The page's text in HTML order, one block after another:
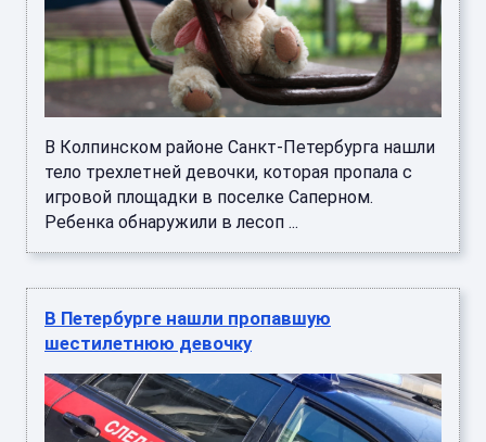
В Колпинском районе Санкт-Петербурга нашли
тело трехлетней девочки, которая пропала с
игровой площадки в поселке Саперном.
Ребенка обнаружили в лесоп ...
В Петербурге нашли пропавшую
шестилетнюю девочку